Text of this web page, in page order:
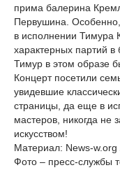
прима балерина
Первушина.
в исполнении Тимура
характерных партий
Тимур в этом образе
Концерт посетили
увидевшие
страницы, да еще в
мастеров, никогда не
искусством!
Материал: News-w.org
Фото – пресс-службы